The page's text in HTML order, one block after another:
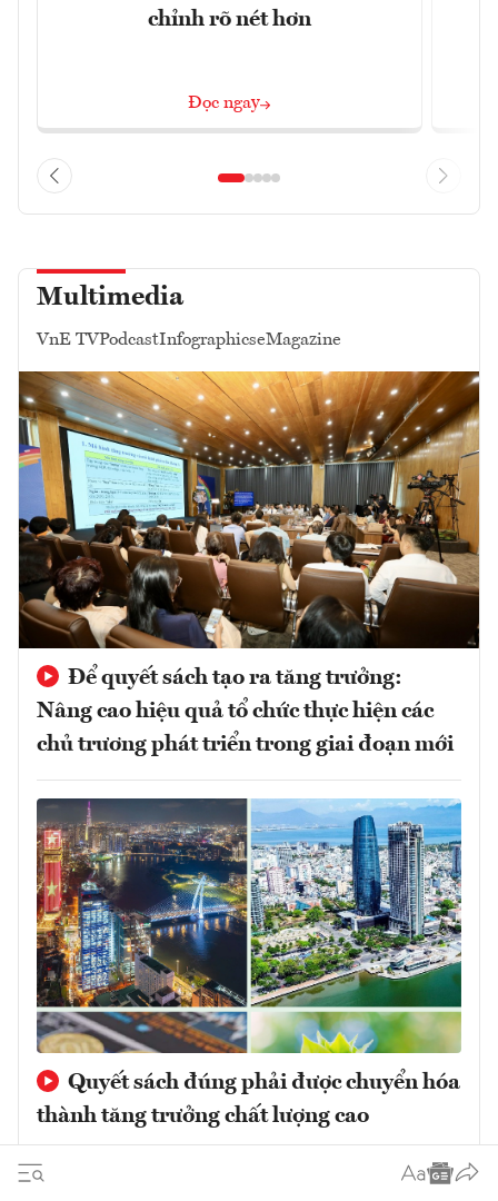
chỉnh rõ nét hơn
Đọc ngay
Multimedia
VnE TVPodcastInfographicseMagazine
Để quyết sách tạo ra tăng trưởng:
Nâng cao hiệu quả tổ chức thực hiện các
chủ trương phát triển trong giai đoạn mới
Quyết sách đúng phải được chuyển hóa
thành tăng trưởng chất lượng cao